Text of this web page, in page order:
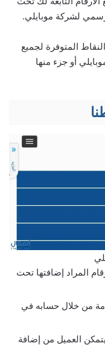
لشركة موبايلي.
ومشاركة النقاط المتوفرة لجميع
أو جزء منها
المراد إضافتها تحت
من خلال حسابه في
العميل من إضافة